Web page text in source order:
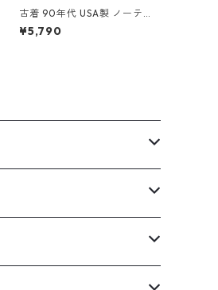
古着 90年代 USA製 ノーテ
ィカ NAUTICA レーヨン ボ
タンダウンシャツ 長袖シャ
¥5,790